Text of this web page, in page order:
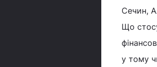
Сечин,
Що
у тому